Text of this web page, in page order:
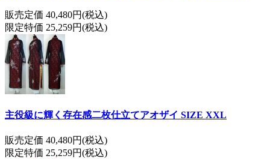
販売定価 40,480円(税込)
限定特価 25,259円(税込)
主役級に輝く存在感二枚仕立てアオザイ SIZE XXL
販売定価 40,480円(税込)
限定特価 25,259円(税込)